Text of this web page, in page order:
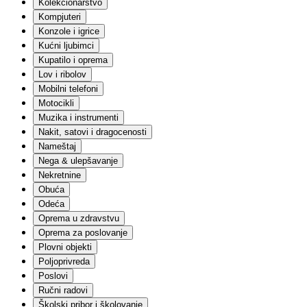
Građevinski materijali
Ograde
Keramika
Elektro
Sanitarije
Fasadni materijali
Molerski materijal
Krovni materijali
Alati
Solarna oprema
Skele i podupirači
Garažna vrata
Ostalo
Igračke i igre
Lutke
Setovi za igru
Akcione figure
Edukativne igračke i igre
Plišane igračke
Društvene igre
Vozila | Igračke, garaže i staze
Kockice
Vozila | Na akumulator
Slagalice
Igračke za bebe
Kolekcionarstvo
Kompjuteri
Konzole i igrice
Kućni ljubimci
Kupatilo i oprema
Lov i ribolov
Mobilni telefoni
Motocikli
Muzika i instrumenti
Nakit, satovi i dragocenosti
Nameštaj
Nega & ulepšavanje
Nekretnine
Obuća
Odeća
Oprema u zdravstvu
Oprema za poslovanje
Plovni objekti
Poljoprivreda
Poslovi
Ručni radovi
Školski pribor i školovanje